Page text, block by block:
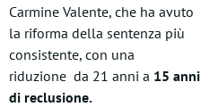
Carmine Valente, che ha avuto
la riforma della sentenza più
consistente, con una
riduzione da 21 anni a 15 anni
di reclusione.